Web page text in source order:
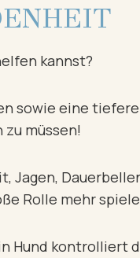
kannst?
sowie eine
müssen!
Jagen,
Rolle mehr
Hund kontrolliert